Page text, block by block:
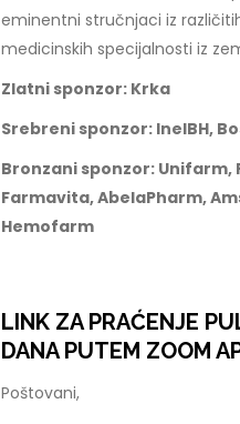
eminentni stručnjaci iz
medicinskih specijalnosti iz
Zlatni sponzor: Krka
Srebreni sponzor: InelBH,
Bronzani sponzor: Unifarm,
Farmavita, AbelaPharm,
Hemofarm
LINK ZA PRAĆENJE
DANA PUTEM ZOOM
Poštovani,